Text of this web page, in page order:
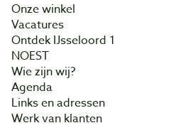
Onze winkel
Vacatures
Ontdek IJsseloord 1
NOEST
Wie zijn wij?
Agenda
Links en adressen
Werk van klanten